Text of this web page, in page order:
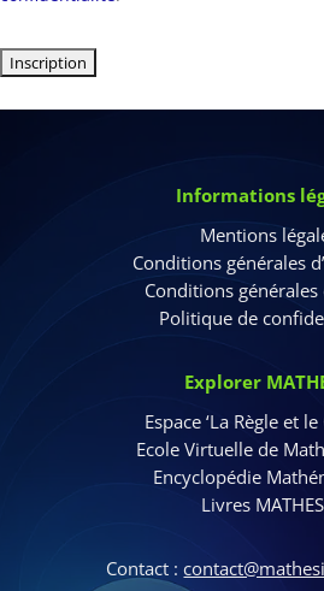
Aucune valeur
Informations
Mentions
Conditions générales
Conditions générales
Politique de
Explorer
Espace ‘La Règle et le
Ecole Virtuelle de
Encyclopédie
Livres
Contact :